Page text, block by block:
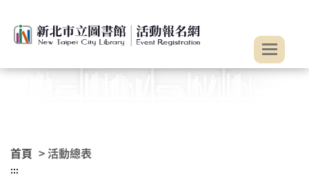
首頁 > 活動總表
:::